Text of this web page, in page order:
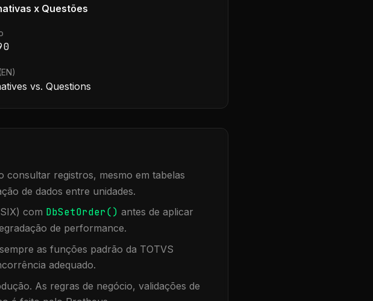
x Questões
vs. Questions
consultar registros, mesmo em tabelas
de dados entre unidades.
com DbSetOrder() antes de aplicar
de performance.
as funções padrão da TOTVS
adequado.
As regras de negócio, validações de